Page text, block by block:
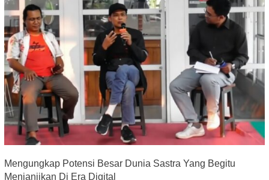
Mengungkap Potensi Besar Dunia Sastra Yang Begitu
Menjanjikan Di Era Digital